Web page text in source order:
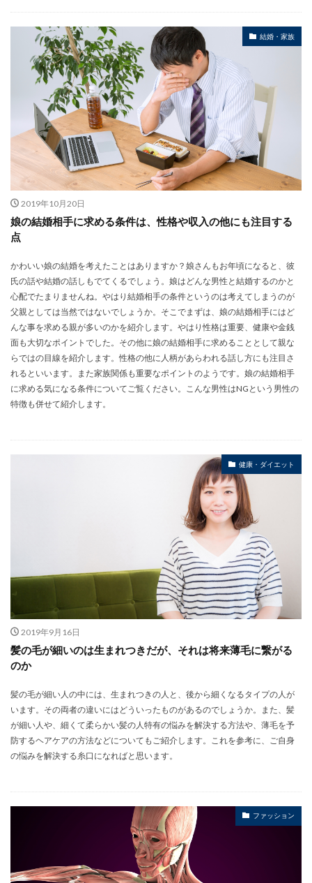
結婚・家族
2019年10月20日
娘の結婚相手に求める条件は、性格や収入の他にも注目する
点
かわいい娘の結婚を考えたことはありますか？娘さんもお年頃になると、彼
氏の話や結婚の話しもでてくるでしょう。娘はどんな男性と結婚するのかと
心配でたまりませんね。やはり結婚相手の条件というのは考えてしまうのが
父親としては当然ではないでしょうか。そこでまずは、娘の結婚相手にはど
んな事を求める親が多いのかを紹介します。やはり性格は重要、健康や金銭
面も大切なポイントでした。その他に娘の結婚相手に求めることとして親な
らではの目線を紹介します。性格の他に人柄があらわれる話し方にも注目さ
れるといいます。また家族関係も重要なポイントのようです。娘の結婚相手
に求める気になる条件についてご覧ください。こんな男性はNGという男性の
特徴も併せて紹介します。
健康・ダイエット
2019年9月16日
髪の毛が細いのは生まれつきだが、それは将来薄毛に繋がる
のか
髪の毛が細い人の中には、生まれつきの人と、後から細くなるタイプの人が
います。その両者の違いにはどういったものがあるのでしょうか。また、髪
が細い人や、細くて柔らかい髪の人特有の悩みを解決する方法や、薄毛を予
防するヘアケアの方法などについてもご紹介します。これを参考に、ご自身
の悩みを解決する糸口になればと思います。
ファッション